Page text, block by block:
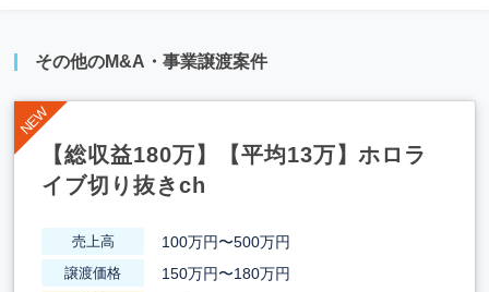
その他のM&A・事業譲渡案件
【総収益180万】【平均13万】ホロラ
イブ切り抜きch
売上高 100万円〜500万円
譲渡価格 150万円〜180万円